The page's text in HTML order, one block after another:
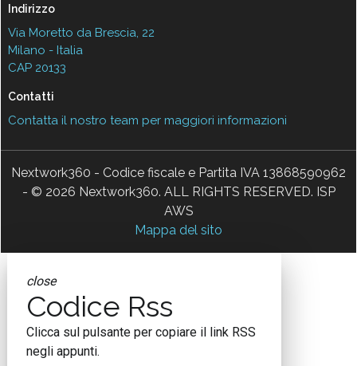
Indirizzo
Via Moretto da Brescia, 22
Milano - Italia
CAP 20133
Contatti
Contatta il nostro team per maggiori informazioni
Nextwork360 - Codice fiscale e Partita IVA 13868590962
- © 2026 Nextwork360. ALL RIGHTS RESERVED. ISP
AWS
Mappa del sito
close
Codice Rss
Clicca sul pulsante per copiare il link RSS
negli appunti.